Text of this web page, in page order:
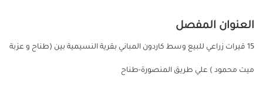
العنوان المفصل
15 قيرات زراعي للبيع وسط كاردون المباني بقرية النسيمية بين (طناح و عزبة
ميت محمود ) علي طريق المنصورة-طناح